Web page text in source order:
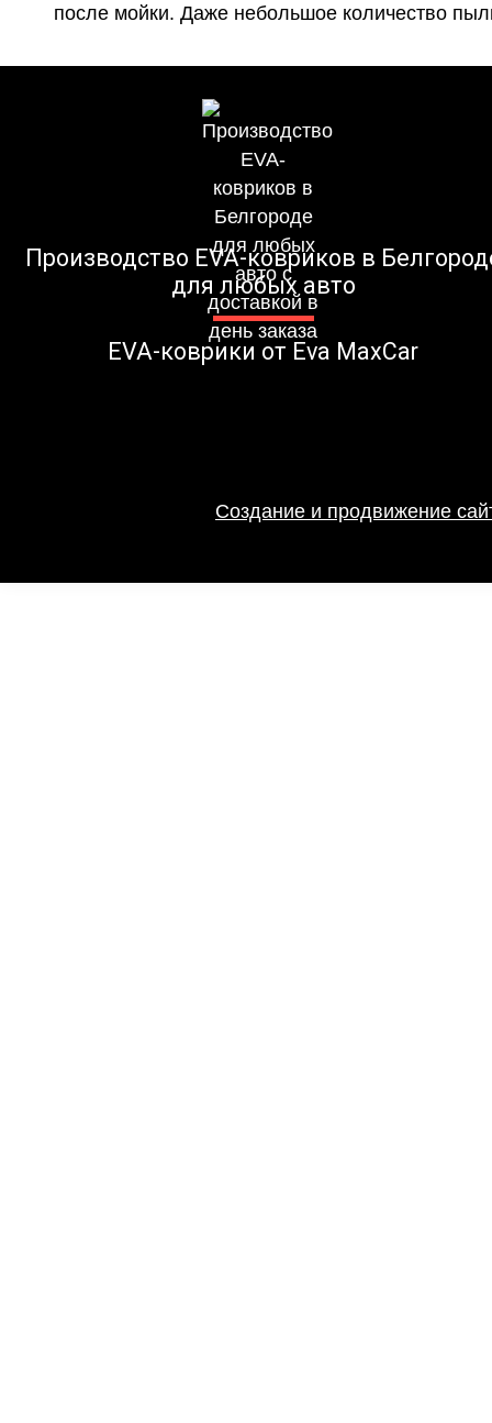
после мойки. Даже небольшое количество
Производство EVA-ковриков в
для любых авто
EVA-коврики от Eva MaxCar
Создание и продвижение